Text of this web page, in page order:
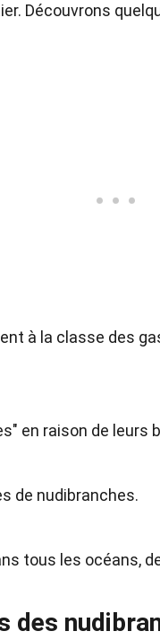
Découvrons
à la classe des
en raison de leurs
de nudibranches.
tous les océans,
des